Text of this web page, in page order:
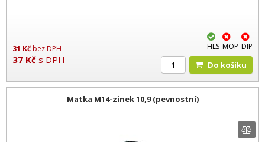
31 Kčbez DPH
37 Kč s DPH
HLS MOP DIP
Do košíku
Matka M14-zinek 10,9 (pevnostní)